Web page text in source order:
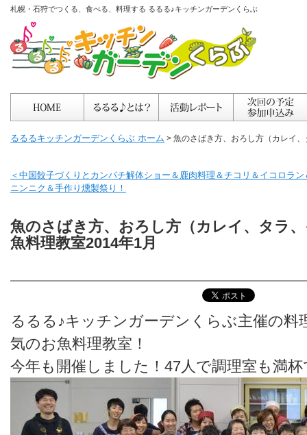
札幌・石狩でつくる、食べる、料理する るるる♪キッチンガーデンくらぶ
るるるキッチンガーデンくらぶ ホーム > 魚のさばき方、おろし方（カレイ
＜中国餃子づくりとカンパチ解体ショー＆鹿肉料理＆チコリ＆イコロラン
ニンニク＆手作り燻製祭り！
魚のさばき方、おろし方（カレイ、タラ
魚料理教室2014年1月
るるる♪キッチンガーデンくらぶ主催の料
気のお魚料理教室！
今年も開催しました！47人で調理室も満